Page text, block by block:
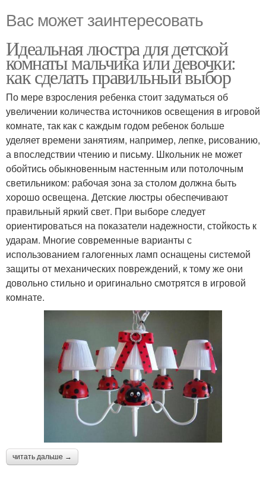
Вас может заинтересовать
Идеальная люстра для детской
комнаты мальчика или девочки:
как сделать правильный выбор
По мере взросления ребенка стоит задуматься об
увеличении количества источников освещения в игровой
комнате, так как с каждым годом ребенок больше
уделяет времени занятиям, например, лепке, рисованию,
а впоследствии чтению и письму. Школьник не может
обойтись обыкновенным настенным или потолочным
светильником: рабочая зона за столом должна быть
хорошо освещена. Детские люстры обеспечивают
правильный яркий свет. При выборе следует
ориентироваться на показатели надежности, стойкость к
ударам. Многие современные варианты с
использованием галогенных ламп оснащены системой
защиты от механических повреждений, к тому же они
довольно стильно и оригинально смотрятся в игровой
комнате.
читать дальше →